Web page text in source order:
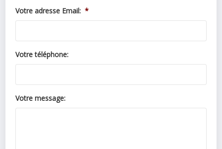
Votre adresse Email: *
Votre téléphone:
Votre message: